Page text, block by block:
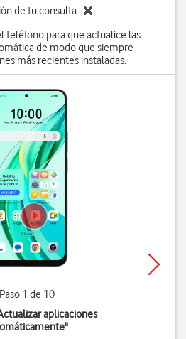
de tu consulta
teléfono para que actualice las
de modo que siempre
más recientes instaladas.
Paso 1 de 10
aplicaciones
"